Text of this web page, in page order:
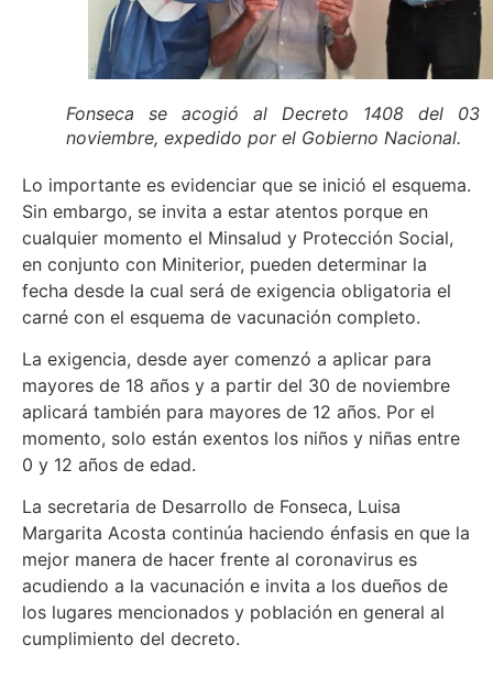
Fonseca se acogió al Decreto 1408 del 03
noviembre, expedido por el Gobierno Nacional.
Lo importante es evidenciar que se inició el esquema.
Sin embargo, se invita a estar atentos porque en
cualquier momento el Minsalud y Protección Social,
en conjunto con Miniterior, pueden determinar la
fecha desde la cual será de exigencia obligatoria el
carné con el esquema de vacunación completo.
La exigencia, desde ayer comenzó a aplicar para
mayores de 18 años y a partir del 30 de noviembre
aplicará también para mayores de 12 años. Por el
momento, solo están exentos los niños y niñas entre
0 y 12 años de edad.
La secretaria de Desarrollo de Fonseca, Luisa
Margarita Acosta continúa haciendo énfasis en que la
mejor manera de hacer frente al coronavirus es
acudiendo a la vacunación e invita a los dueños de
los lugares mencionados y población en general al
cumplimiento del decreto.